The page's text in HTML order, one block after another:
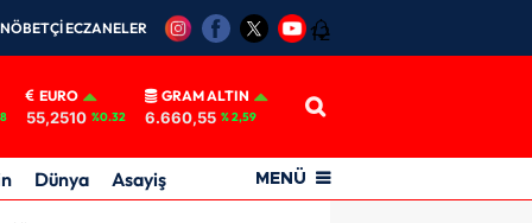
NÖBETÇİ ECZANELER 12
EURO
55,2510 %0.32
GRAM ALTIN
6.660,55 % 2,59
Dünya Asayiş MENÜ